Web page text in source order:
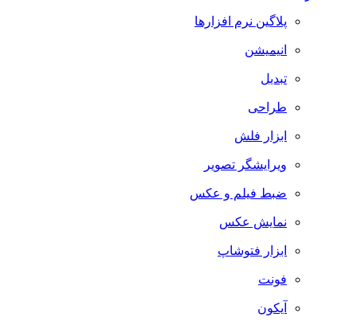
پلاگین نرم افزارها
انیمیشن
تبدیل
طراحی
ابزار فلش
ویرایشگر تصویر
ضبط فيلم و عكس
نمایش عکس
ابزار فتوشاپ
فونت
آیکون